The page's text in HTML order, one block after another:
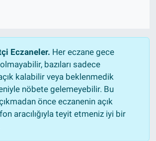
Eczaneler. Her eczane gece
bazıları sadece
kalabilir veya beklenmedik
nöbete gelemeyebilir. Bu
önce eczanenin açık
aracılığıyla teyit etmeniz iyi bir